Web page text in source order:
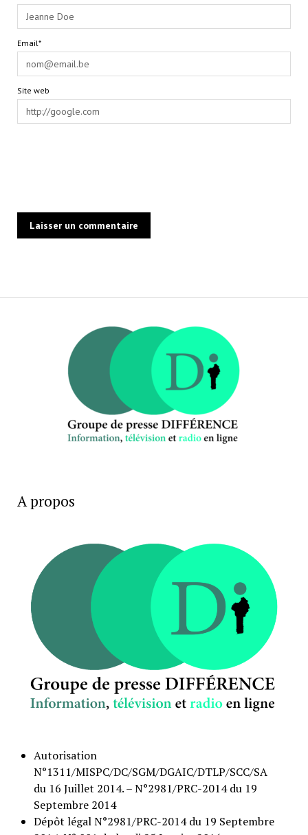
Email*
Site web
A propos
Autorisation
N°1311/MISPC/DC/SGM/DGAIC/DTLP/SCC/SA
du 16 Juillet 2014. – N°2981/PRC-2014 du 19
Septembre 2014
Dépôt légal N°2981/PRC-2014 du 19 Septembre